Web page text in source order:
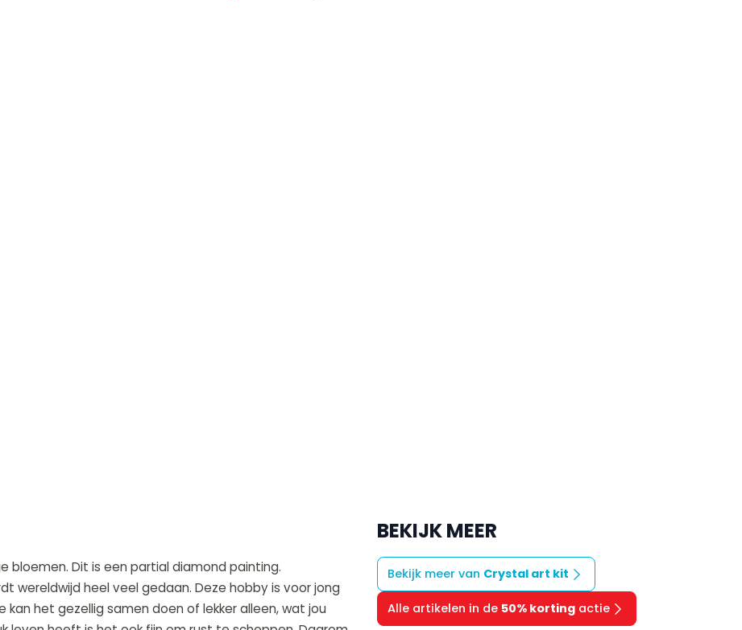
BEKIJK MEER
Bekijk meer van Crystal art kit
Alle artikelen in de 50% kortingactie
bloemen. Dit is een partial diamond painting.
wereldwijd heel veel gedaan. Deze hobby is voor jong
het gezellig samen doen of lekker alleen, wat jou